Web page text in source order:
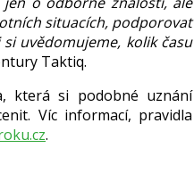
situacích, podporovat
uvědomujeme, kolik času
Taktiq.
která si podobné uznání
Víc informací, pravidla
.